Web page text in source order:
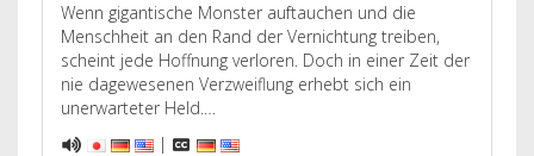
Wenn gigantische Monster auftauchen und die
Menschheit an den Rand der Vernichtung treiben,
scheint jede Hoffnung verloren. Doch in einer Zeit der
nie dagewesenen Verzweiflung erhebt sich ein
unerwarteter Held.…
|